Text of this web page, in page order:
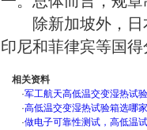
除新加坡外，日
印尼和菲律宾等国
相关资料
·军工航天高低温交变湿热试
·高低温交变湿热试验箱选哪
·做电子可靠性测试，高低温